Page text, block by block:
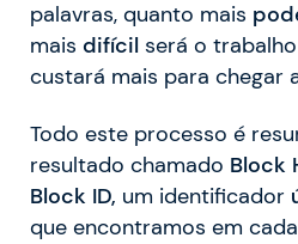
palavras, quanto mais
mais difícil será o
custará mais para chegar
Todo este processo é
resultado chamado Block
Block ID, um identificador
que encontramos em